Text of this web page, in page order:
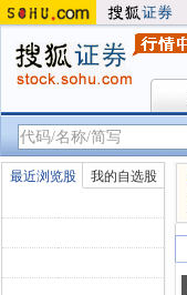
最近浏览股 我的自选股